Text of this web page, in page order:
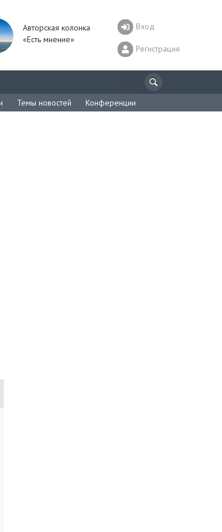
Авторская колонка
«Есть мнение»
Вход
Регистрация
Темы новостей Конференции